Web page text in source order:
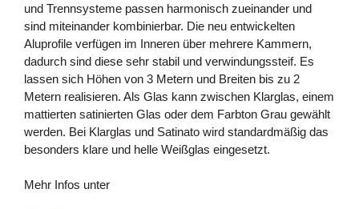
und Trennsysteme passen harmonisch zueinander und
sind miteinander kombinierbar. Die neu entwickelten
Aluprofile verfügen im Inneren über mehrere Kammern,
dadurch sind diese sehr stabil und verwindungssteif. Es
lassen sich Höhen von 3 Metern und Breiten bis zu 2
Metern realisieren. Als Glas kann zwischen Klarglas, einem
mattierten satinierten Glas oder dem Farbton Grau gewählt
werden. Bei Klarglas und Satinato wird standardmäßig das
besonders klare und helle Weißglas eingesetzt.
Mehr Infos unter